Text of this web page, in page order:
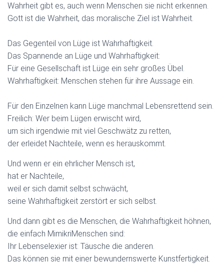
Wahrheit gibt es, auch wenn Menschen sie nicht erkennen.
Gott ist die Wahrheit, das moralische Ziel ist Wahrheit.
Das Gegenteil von Lüge ist Wahrhaftigkeit.
Das Spannende an Lüge und Wahrhaftigkeit:
Für eine Gesellschaft ist Lüge ein sehr großes Übel.
Wahrhaftigkeit: Menschen stehen für ihre Aussage ein.
Für den Einzelnen kann Lüge manchmal Lebensrettend sein.
Freilich: Wer beim Lügen erwischt wird,
um sich irgendwie mit viel Geschwätz zu retten,
der erleidet Nachteile, wenn es herauskommt.
Und wenn er ein ehrlicher Mensch ist,
hat er Nachteile,
weil er sich damit selbst schwächt,
seine Wahrhaftigkeit zerstört er sich selbst.
Und dann gibt es die Menschen, die Wahrhaftigkeit höhnen,
die einfach MimikriMenschen sind:
Ihr Lebenselexier ist: Täusche die anderen.
Das können sie mit einer bewundernswerte Kunstfertigkeit.